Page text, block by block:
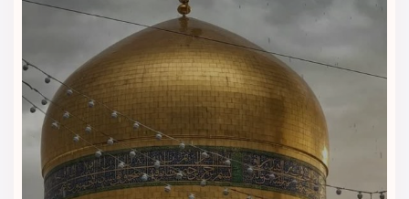
برای رزرو، تغییر تاریخ، درخواست سرویس اضافه یا هر مشکل
احتمالی، تیم پشتیبانی ویداگشت در تمام ساعات کنار مسافر است.
یک تماس کافی است تا مشکل در سریع‌ترین زمان حل شود.
۳. ارائه تصاویر واقعی و اطلاعات کامل
هتل